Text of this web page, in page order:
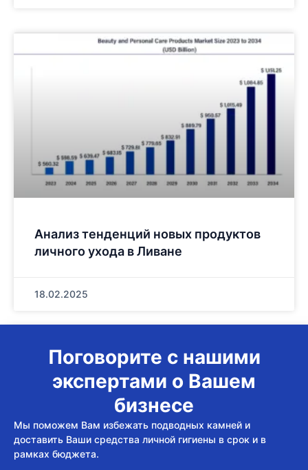
Анализ тенденций новых продуктов
личного ухода в Ливане
18.02.2025
Поговорите с нашими
экспертами о Вашем
бизнесе
Мы поможем Вам избежать подводных камней и
доставить Ваши средства личной гигиены в срок и в
рамках бюджета.